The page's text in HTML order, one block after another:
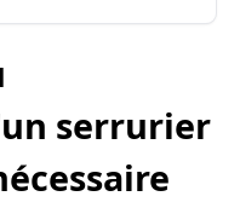
serrurier